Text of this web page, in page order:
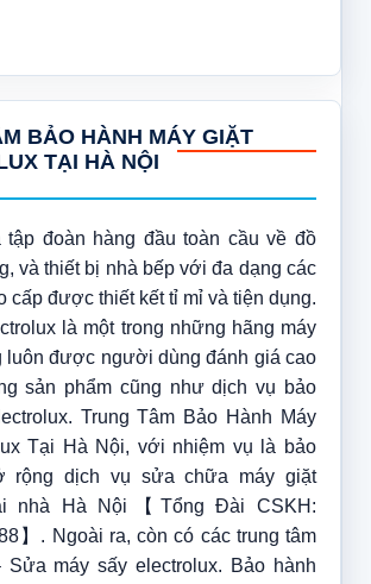
BẢO HÀNH MÁY GIẶT
TẠI HÀ NỘI
tập đoàn hàng đầu toàn cầu về đồ
và thiết bị nhà bếp với đa dạng các
cấp được thiết kết tỉ mỉ và tiện dụng.
là một trong những hãng máy
luôn được người dùng đánh giá cao
sản phẩm cũng như dịch vụ bảo
Trung Tâm Bảo Hành Máy
Tại Hà Nội, với nhiệm vụ là bảo
rộng dịch vụ sửa chữa máy giặt
nhà Hà Nội【Tổng Đài CSKH:
】. Ngoài ra, còn có các trung tâm
Sửa máy sấy electrolux. Bảo hành